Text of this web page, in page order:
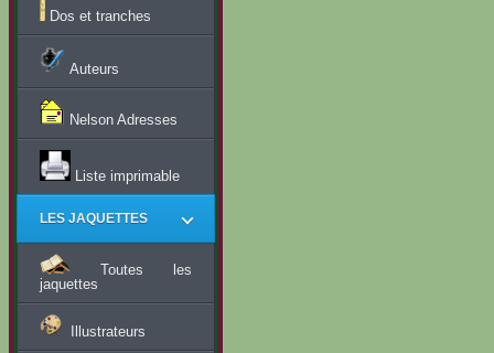
Dos et tranches
Auteurs
Nelson Adresses
Liste imprimable
LES JAQUETTES
Toutes les
jaquettes
Illustrateurs